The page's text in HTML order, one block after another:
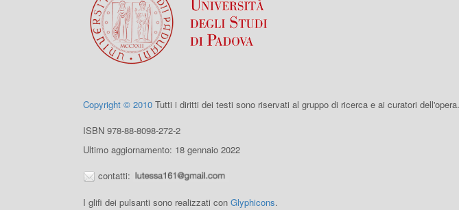
Copyright © 2010 Tutti i diritti dei testi sono riservati al gruppo di ricerca e ai curatori dell'opera.
ISBN 978-88-8098-272-2
Ultimo aggiornamento: 18 gennaio 2022
contatti:
I glifi dei pulsanti sono realizzati con Glyphicons.